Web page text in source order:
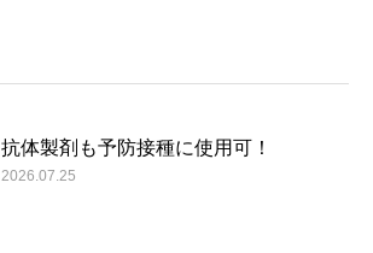
抗体製剤も予防接種に使用可！
2026.07.25